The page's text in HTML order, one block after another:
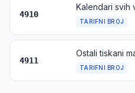
4910
TARIFNI BROJ
4911
TARIFNI BROJ